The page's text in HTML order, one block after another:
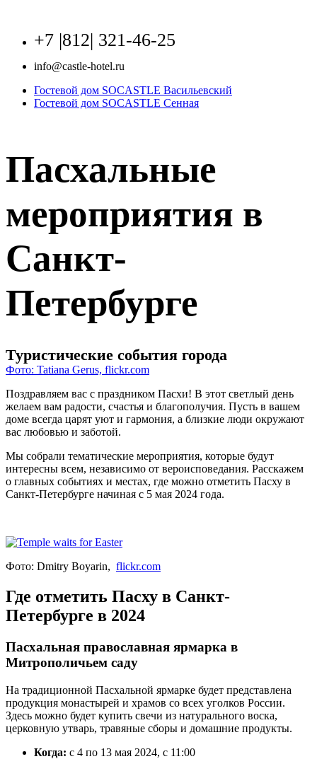
+7 |812| 321-46-25
info@castle-hotel.ru
Гостевой дом SOCASTLE Васильевский
Гостевой дом SOCASTLE Сенная
Пасхальные
мероприятия в
Санкт-
Петербурге
Туристические события города
Фото: Tatiana Gerus, flickr.com
Поздравляем вас с праздником Пасхи! В этот светлый день
желаем вам радости, счастья и благополучия. Пусть в вашем
доме всегда царят уют и гармония, а близкие люди окружают
вас любовью и заботой.
Мы собрали тематические мероприятия, которые будут
интересны всем, независимо от вероисповедания. Расскажем
о главных событиях и местах, где можно отметить Пасху в
Санкт-Петербурге начиная с 5 мая 2024 года.
Фото: Dmitry Boyarin, flickr.com
Где отметить Пасху в Санкт-
Петербурге в 2024
Пасхальная православная ярмарка в
Митрополичьем саду
На традиционной Пасхальной ярмарке будет представлена
продукция монастырей и храмов со всех уголков России.
Здесь можно будет купить свечи из натурального воска,
церковную утварь, травяные сборы и домашние продукты.
Когда: с 4 по 13 мая 2024, с 11:00